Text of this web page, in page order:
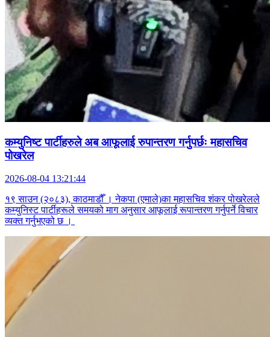
कम्युनिष्ट पार्टीहरुले अब आफूलाई रुपान्तरण गर्नुपर्छः महासचिव
पोखरेल
2026-08-04 13:21:44
१९ साउन (२०८३), काठमाडौँ । नेकपा (एमाले)का महासचिव शंकर पोखरेलले
कम्युनिस्ट पार्टीहरूले समयको माग अनुसार आफूलाई रूपान्तरण गर्नुपर्ने विचार
व्यक्त गर्नुभएको छ ।